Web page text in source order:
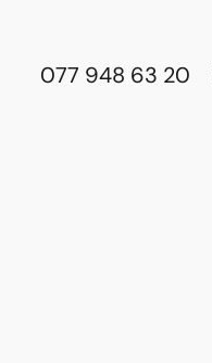
077 948 63 20